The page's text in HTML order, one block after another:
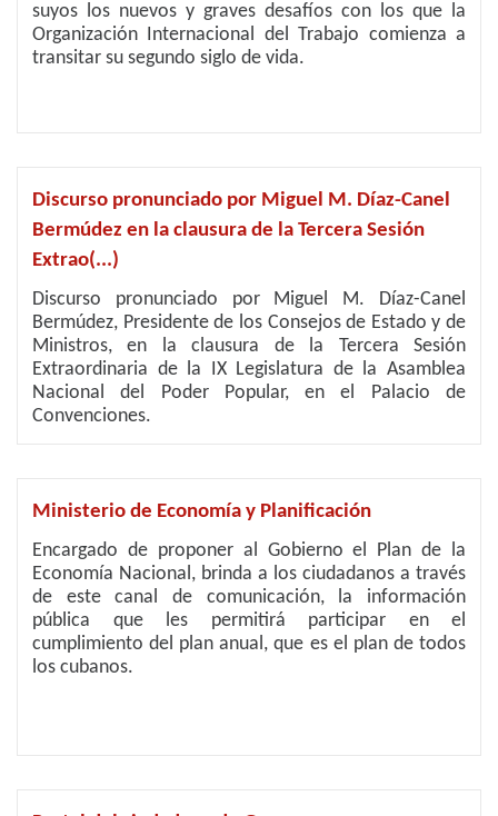
suyos los nuevos y graves desafíos con los que la
Organización Internacional del Trabajo comienza a
transitar su segundo siglo de vida.
Discurso pronunciado por Miguel M. Díaz-Canel
Bermúdez en la clausura de la Tercera Sesión
Extrao(...)
Discurso pronunciado por Miguel M. Díaz-Canel
Bermúdez, Presidente de los Consejos de Estado y de
Ministros, en la clausura de la Tercera Sesión
Extraordinaria de la IX Legislatura de la Asamblea
Nacional del Poder Popular, en el Palacio de
Convenciones.
Ministerio de Economía y Planificación
Encargado de proponer al Gobierno el Plan de la
Economía Nacional, brinda a los ciudadanos a través
de este canal de comunicación, la información
pública que les permitirá participar en el
cumplimiento del plan anual, que es el plan de todos
los cubanos.